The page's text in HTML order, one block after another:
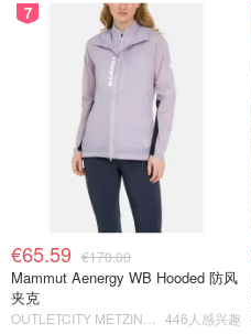
7
€65.59 €170.00
Mammut Aenergy WB Hooded 防风
夹克
446人感兴趣